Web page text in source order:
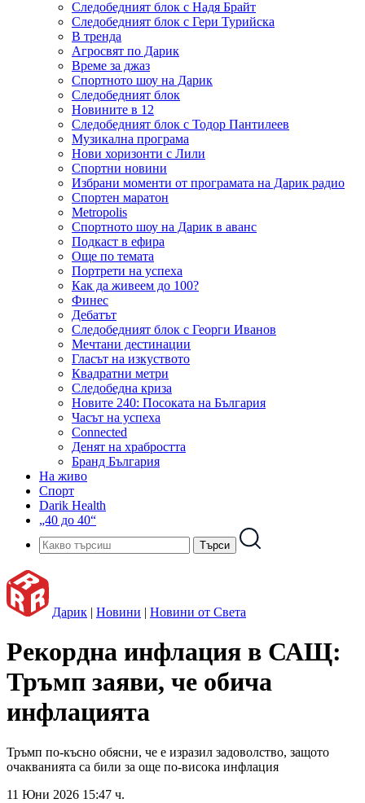
Следобедният блок с Надя Брайт
Следобедният блок с Гери Турийска
В тренда
Агросвят по Дарик
Време за джаз
Спортното шоу на Дарик
Следобедният блок
Новините в 12
Следобедният блок с Тодор Пантилеев
Музикална програма
Нови хоризонти с Лили
Спортни новини
Избрани моменти от програмата на Дарик радио
Спортен маратон
Metropolis
Спортното шоу на Дарик в аванс
Подкаст в ефира
Още по темата
Портрети на успеха
Как да живеем до 100?
Финес
Дебатът
Следобедният блок с Георги Иванов
Мечтани дестинации
Гласът на изкуството
Квадратни метри
Следобедна криза
Новите 240: Посоката на България
Часът на успеха
Connected
Денят на храбростта
Бранд България
На живо
Спорт
Darik Health
„40 до 40“
Дарик | Новини | Новини от Света
Рекордна инфлация в САЩ:
Тръмп заяви, че обича
инфлацията
Тръмп по-късно обясни, че е изразил задоволство, защото
очакванията са били за още по-висока инфлация
11 Юни 2026 15:47 ч.